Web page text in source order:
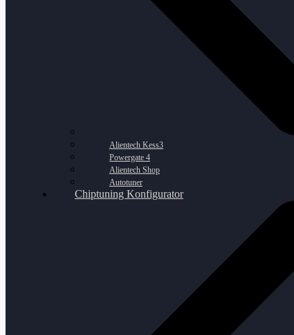
Alientech Kess3
Powergate 4
Alientech Shop
Autotuner
Chiptuning Konfigurator